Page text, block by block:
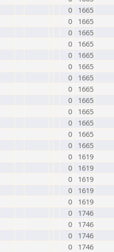
0
1665
0
1665
0
1665
0
1665
0
1665
0
1665
0
1665
0
1665
0
1665
0
1665
0
1665
0
1665
0
1665
0
1619
0
1619
0
1619
0
1619
0
1619
0
1746
0
1746
0
1746
0
1746